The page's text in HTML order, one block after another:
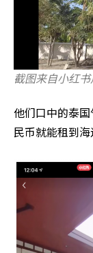
截图来自小红
他们口中的泰
民币就能租到